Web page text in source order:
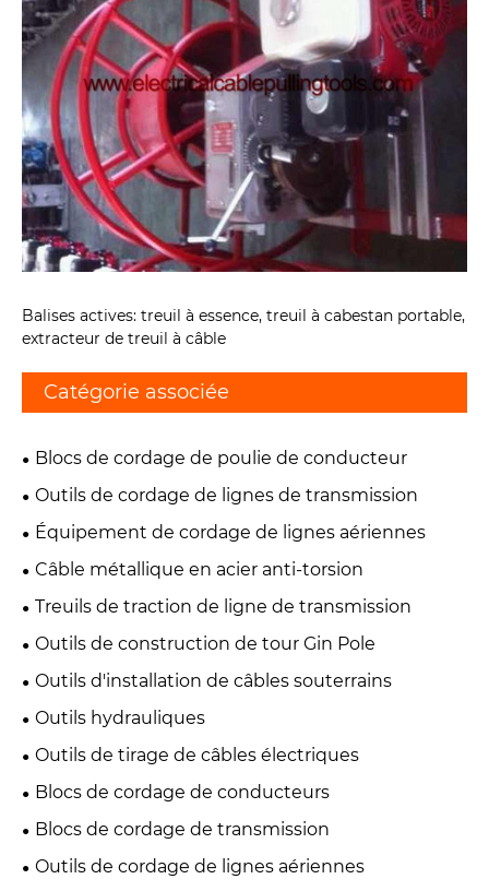
Balises actives: treuil à essence, treuil à cabestan portable,
extracteur de treuil à câble
Catégorie associée
Blocs de cordage de poulie de conducteur
Outils de cordage de lignes de transmission
Équipement de cordage de lignes aériennes
Câble métallique en acier anti-torsion
Treuils de traction de ligne de transmission
Outils de construction de tour Gin Pole
Outils d'installation de câbles souterrains
Outils hydrauliques
Outils de tirage de câbles électriques
Blocs de cordage de conducteurs
Blocs de cordage de transmission
Outils de cordage de lignes aériennes